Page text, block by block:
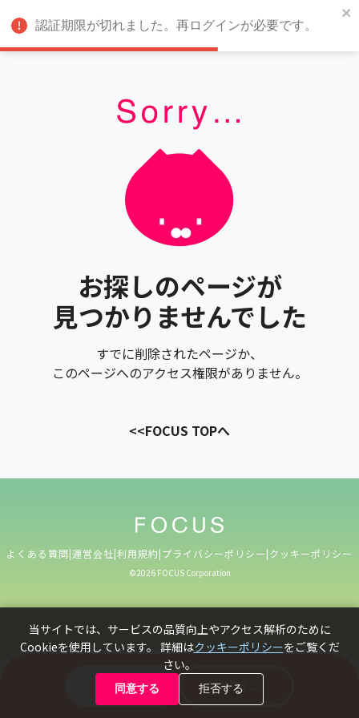
お探しのページが
見つかりませんでした
すでに削除されたページか、
このページへのアクセス権限がありません。
<<FOCUS TOPへ
ログイン
新規登録
よくある質問|運営会社|利用規約|プライバシーポリシー|クッキーポリシー
©️2026 FOCUS Corporation
認証期限が切れました。再ログインが必要です。
当サイトでは、サービスの品質向上やアクセス解析のために
Cookieを使用しています。 詳細はクッキーポリシーをご覧くだ
さい。
同意する 拒否する